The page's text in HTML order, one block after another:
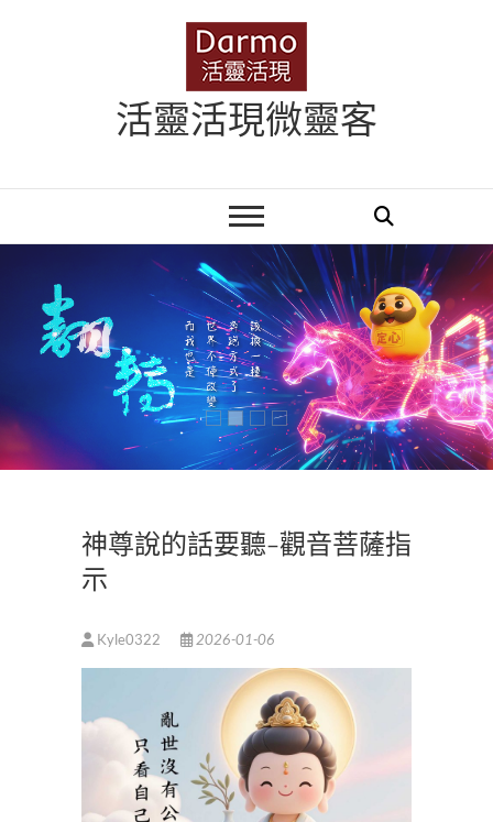
活靈活現微靈客
神尊說的話要聽-觀音菩薩指
示
Kyle0322 2026-01-06